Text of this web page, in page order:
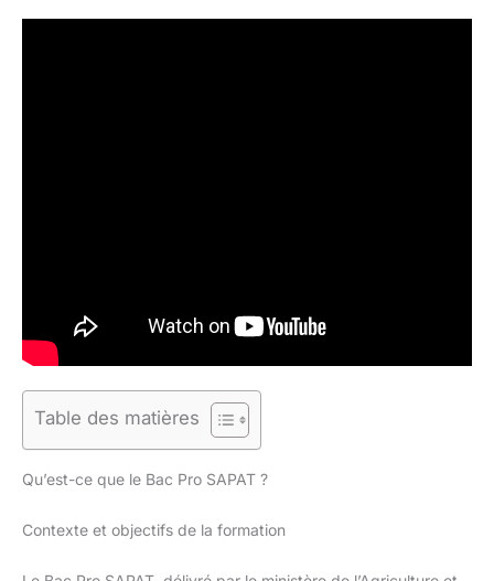
Table des matières
Qu’est-ce que le Bac Pro SAPAT ?
Contexte et objectifs de la formation